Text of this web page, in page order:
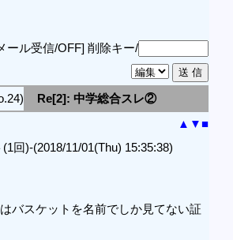
ール受信/OFF] 削除キー/
Re[2]: 中学総合スレ②
▲ ▼■
回)-(2018/11/01(Thu) 15:35:38)
バスケットを名前でしか見てない証